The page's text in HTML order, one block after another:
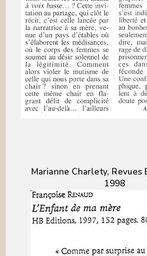
Marianne Charlety, Revues
1998